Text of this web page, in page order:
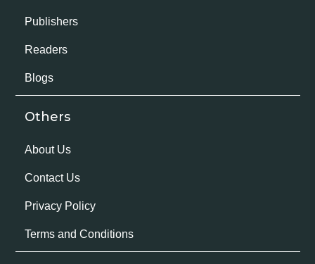
Publishers
Readers
Blogs
Others
About Us
Contact Us
Privacy Policy
Terms and Conditions